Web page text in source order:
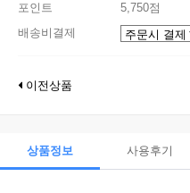
포인트
5,750점
배송비결제
이전상품
상품정보 사용후기